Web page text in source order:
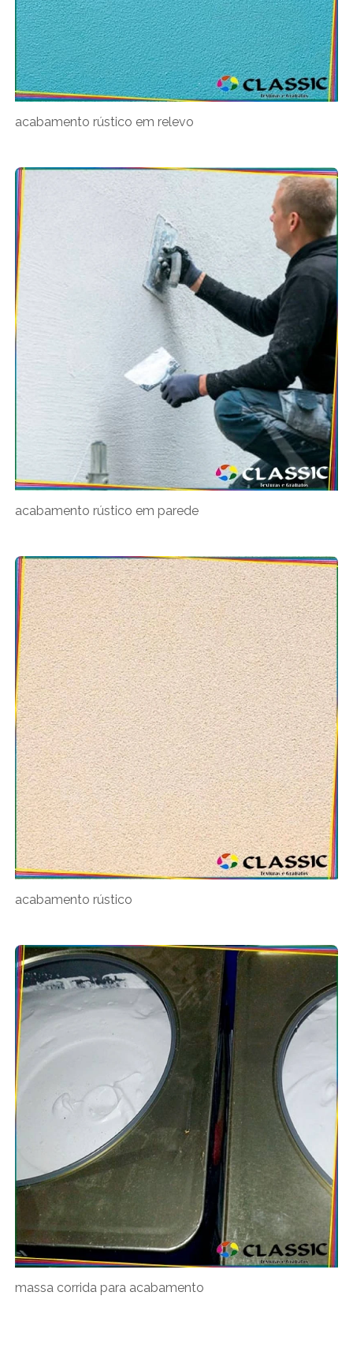
acabamento rústico em relevo
acabamento rústico em parede
acabamento rústico
massa corrida para acabamento